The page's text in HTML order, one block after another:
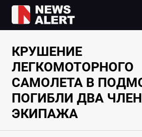
КРУШЕНИЕ
ЛЕГКОМОТОРНОГО
САМОЛЕТА В
ПОГИБЛИ ДВА
ЭКИПАЖА